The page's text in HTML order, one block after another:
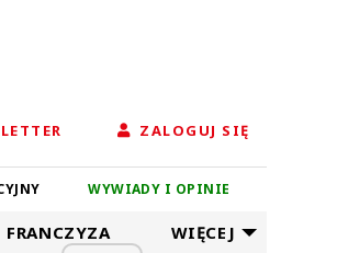
ZALOGUJ SIĘ
WYWIADY I OPINIE
FRANCZYZA WIĘCEJ